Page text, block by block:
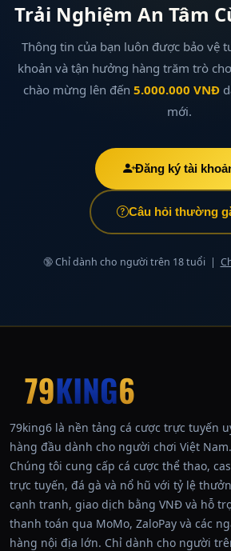
Trải Nghiệm An Tâm
Thông tin của bạn luôn được bảo vệ
khoản và tận hưởng hàng trăm trò
chào mừng lên đến 5.000.000 VNĐ
mới.
Đăng ký tài
Câu hỏi thường
🔞 Chỉ dành cho người trên 18 tuổi |
79king6 là nền tảng cá cược trực tuyến
hàng đầu dành cho người chơi Việt Nam.
Chúng tôi cung cấp cá cược thể thao,
trực tuyến, đá gà và nổ hũ với tỷ lệ
cạnh tranh, giao dịch bằng VNĐ và hỗ
thanh toán qua MoMo, ZaloPay và các
hàng nội địa lớn. Chỉ dành cho người